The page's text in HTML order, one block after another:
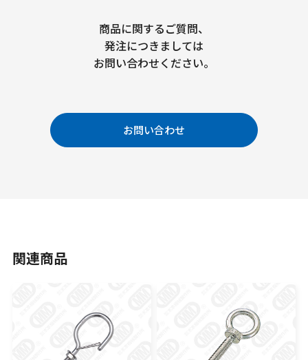
商品に関するご質問、
発注につきましては
お問い合わせください。
お問い合わせ
関連商品